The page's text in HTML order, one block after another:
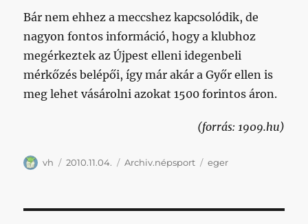
Bár nem ehhez a meccshez kapcsolódik, de
nagyon fontos információ, hogy a klubhoz
megérkeztek az Újpest elleni idegenbeli
mérkőzés belépői, így már akár a Győr ellen is
meg lehet vásárolni azokat 1500 forintos áron.
(forrás: 1909.hu)
Szerző
vh Közzétéve
2010.11.04. Kategória
Archiv.népsport Címke
eger